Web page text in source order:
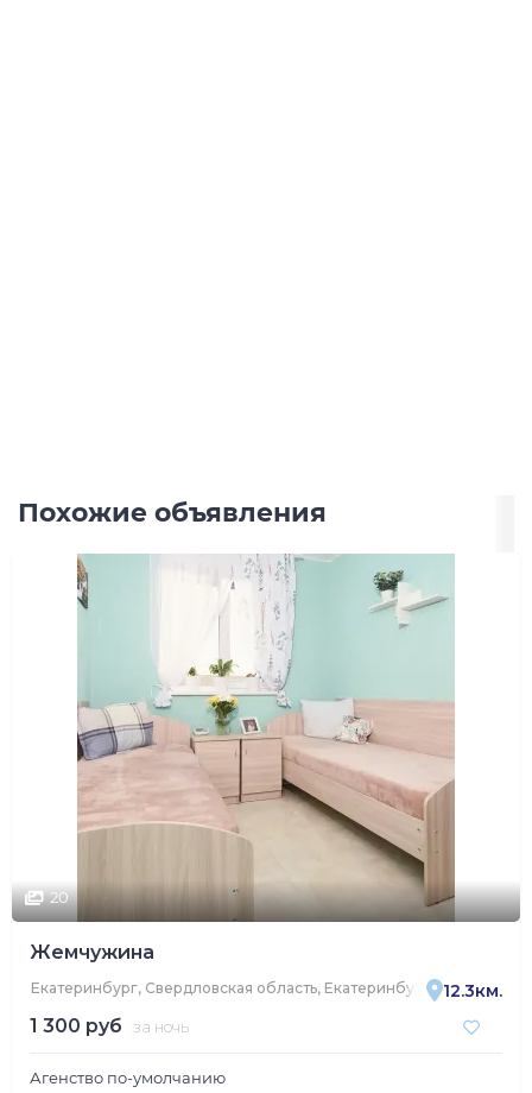
Похожие объявления
20
Жемчужина
Екатеринбург, Свердловская область, Екатеринбург, улица
12.3км.
1 300 руб за ночь
Агенство по-умолчанию